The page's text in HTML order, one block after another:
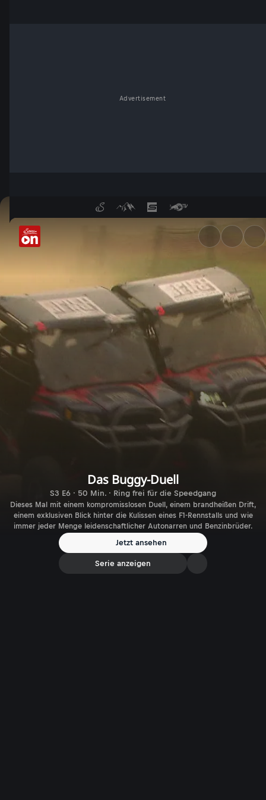
Advertisement
Baumgartner vs. Kinigadner
Das Buggy-Duell
S3 E6 · 50 Min. · Ring frei für die Speedgang
Dieses Mal mit einem kompromisslosen Duell, einem brandheißen Drift,
einem exklusiven Blick hinter die Kulissen eines F1-Rennstalls und wie
immer jeder Menge leidenschaftlicher Autonarren und Benzinbrüder.
Jetzt ansehen
Serie anzeigen